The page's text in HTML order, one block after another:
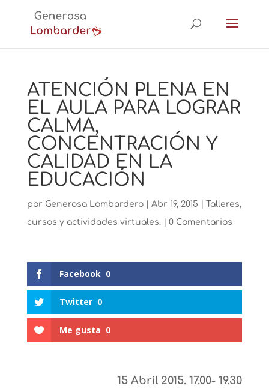
ATENCIÓN PLENA EN
EL AULA PARA LOGRAR
CALMA,
CONCENTRACIÓN Y
CALIDAD EN LA
EDUCACIÓN
por Generosa Lombardero| Abr 19, 2015
Talleres,
cursos y actividades virtuales.| 0 Comentarios
Facebook 0
Twitter 0
Me gusta 0
15 Abril 2015.17.00- 19.30